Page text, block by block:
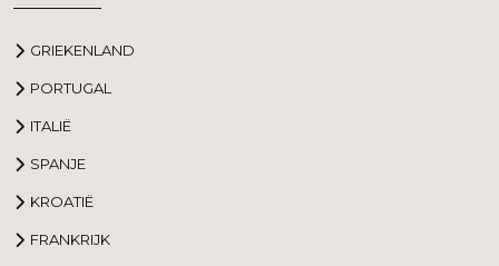
GRIEKENLAND
PORTUGAL
ITALIË
SPANJE
KROATIË
FRANKRIJK